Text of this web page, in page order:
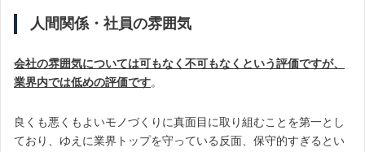
人間関係・社員の雰囲気
会社の雰囲気については可もなく不可もなくという評価ですが、
業界内では低めの評価です。
良くも悪くもよいモノづくりに真面目に取り組むことを第一とし
ており、ゆえに業界トップを守っている反面、保守的すぎるとい